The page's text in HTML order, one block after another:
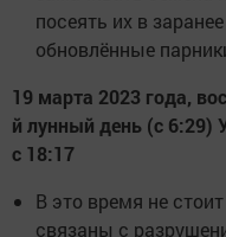
посеять их в
обновлённые
19 марта 2023 года,
й лунный день (с
с 18:17
В это время не
связаны с